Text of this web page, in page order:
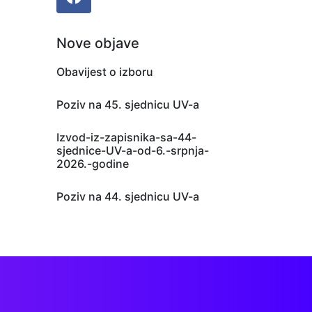
Nove objave
Obavijest o izboru
Poziv na 45. sjednicu UV-a
Izvod-iz-zapisnika-sa-44-
sjednice-UV-a-od-6.-srpnja-
2026.-godine
Poziv na 44. sjednicu UV-a